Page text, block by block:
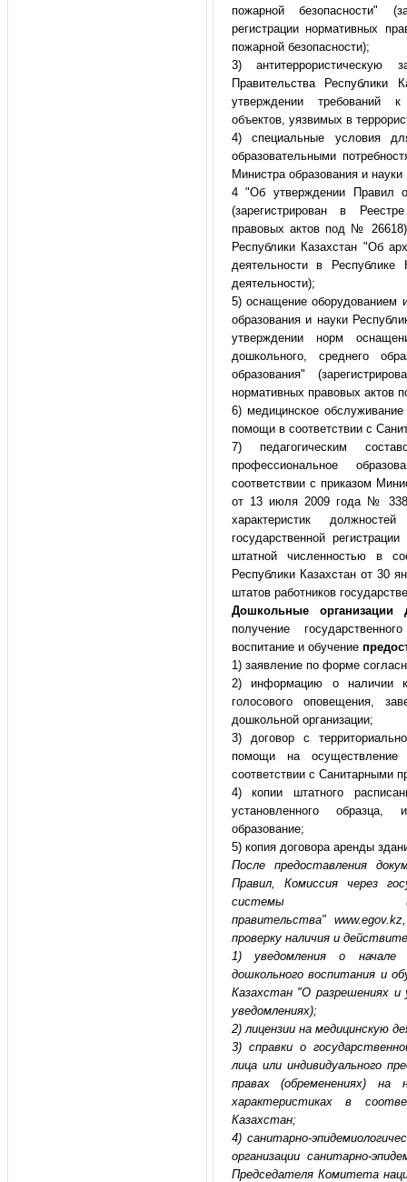
пожарной безопасности"
регистрации нормативных
пожарной безопасности);
3) антитеррористическую
Правительства
утверждении требований к
объектов, уязвимых в
4) специальные условия
образовательными
Министра образования и
4 "Об утверждении Правил
(зарегистрирован в
правовых актов под №
Республики Казахстан "Об
деятельности в
деятельности);
5) оснащение оборудованием
образования и науки
утверждении норм
дошкольного, среднего
образования"
нормативных правовых актов
6) медицинское
помощи в соответствии с
7) педагогическим
профессиональное
соответствии с приказом
от 13 июля 2009 года № 338
характеристик
государственной
штатной численностью в
Республики Казахстан от 30
штатов работников
Дошкольные организации
получение
воспитание и обучение
1) заявление по форме
2) информацию о наличии
голосового оповещения,
дошкольной организации;
3) договор с
помощи на осуществление
соответствии с Санитарными
4) копии штатного
установленного
образование;
5) копия договора аренды
После предоставления
Правил, Комиссия через
системы
правительства" www.egov.kz
проверку наличия и
1) уведомления о
дошкольного воспитания и
Казахстан "О разрешениях и
уведомлениях);
2) лицензии на медицинскую
3) справки о
лица или индивидуального
правах (обременениях) на
характеристиках в
Казахстан;
4) санитарно-
организации санитарно-
Председателя Комитета